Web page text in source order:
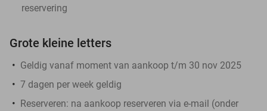
reservering
Grote kleine letters
Geldig vanaf moment van aankoop t/m 30 nov 2025
7 dagen per week geldig
Reserveren: na aankoop reserveren via e-mail (onder